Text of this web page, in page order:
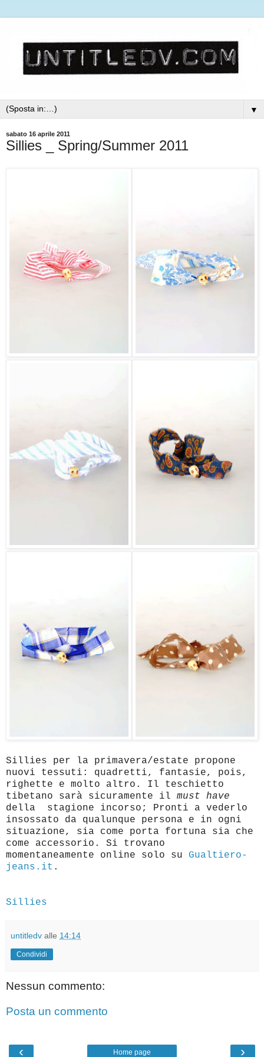
▼
sabato 16 aprile 2011
Sillies _ Spring/Summer 2011
Sillies per la primavera/estate propone
nuovi tessuti: quadretti, fantasie, pois,
righette e molto altro. Il teschietto
tibetano sarà sicuramente il must have
della stagione incorso; Pronti a vederlo
insossato da qualunque persona e in ogni
situazione, sia come porta fortuna sia che
come accessorio. Si trovano
momentaneamente online solo su Gualtiero-
jeans.it .
Sillies
untitledv alle 14:14
Condividi
Nessun commento:
Posta un commento
‹ ›
Home page